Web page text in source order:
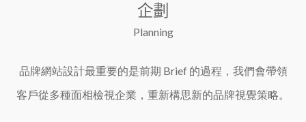
企劃
Planning
品牌網站設計最重要的是前期 Brief 的過程，我們會帶領
客戶從多種面相檢視企業，重新構思新的品牌視覺策略。